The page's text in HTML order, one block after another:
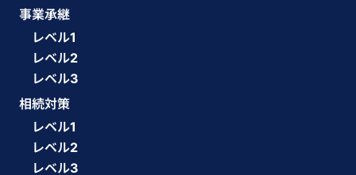
事業承継
レベル1
レベル2
レベル3
相続対策
レベル1
レベル2
レベル3